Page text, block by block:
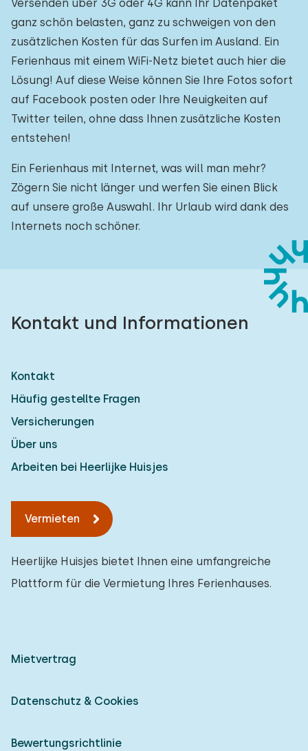
Versenden über 3G oder 4G kann Ihr Datenpaket
ganz schön belasten, ganz zu schweigen von den
zusätzlichen Kosten für das Surfen im Ausland. Ein
Ferienhaus mit einem WiFi-Netz bietet auch hier die
Lösung! Auf diese Weise können Sie Ihre Fotos sofort
auf Facebook posten oder Ihre Neuigkeiten auf
Twitter teilen, ohne dass Ihnen zusätzliche Kosten
entstehen!
Ein Ferienhaus mit Internet, was will man mehr?
Zögern Sie nicht länger und werfen Sie einen Blick
auf unsere große Auswahl. Ihr Urlaub wird dank des
Internets noch schöner.
Kontakt und Informationen
Kontakt
Häufig gestellte Fragen
Versicherungen
Über uns
Arbeiten bei Heerlijke Huisjes
Vermieten
Heerlijke Huisjes bietet Ihnen eine umfangreiche
Plattform für die Vermietung Ihres Ferienhauses.
Mietvertrag
Datenschutz & Cookies
Bewertungsrichtlinie